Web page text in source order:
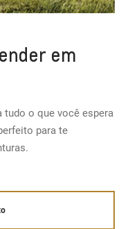
em
tudo o que você espera
para te